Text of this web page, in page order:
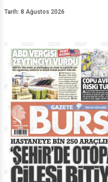
Tarih: 8 Ağustos 2026